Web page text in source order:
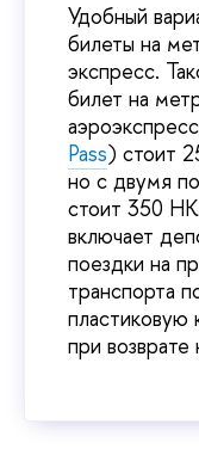
Удобный
билеты на
экспресс.
билет на
Pass) стоит
но с двумя
стоит 350
включает
поездки на
транспорта
пластиковую
при возврате